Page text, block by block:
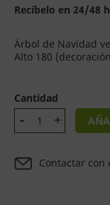
Recíbelo en 24/48
Árbol de Navidad
Alto 180
Cantidad
Contactar con